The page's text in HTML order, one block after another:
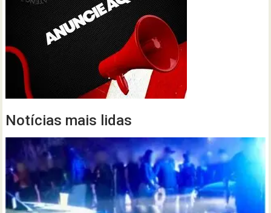
Notícias mais lidas